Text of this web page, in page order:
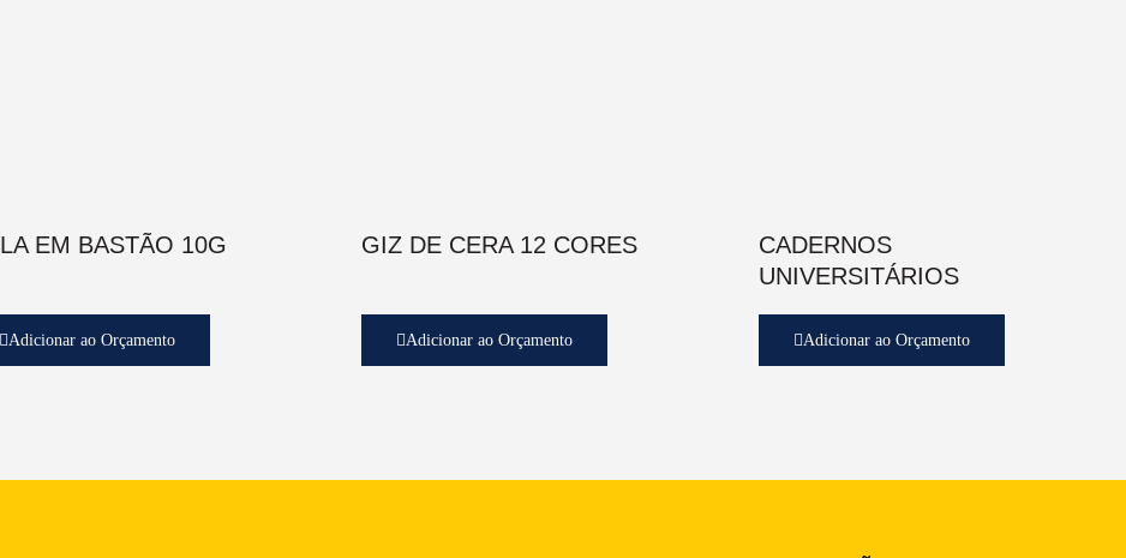
EM BASTÃO 10G
Adicionar ao Orçamento
GIZ DE CERA 12 CORES
Adicionar ao Orçamento
CADERNOS
UNIVERSITÁRIOS
Adicionar ao Orçamento